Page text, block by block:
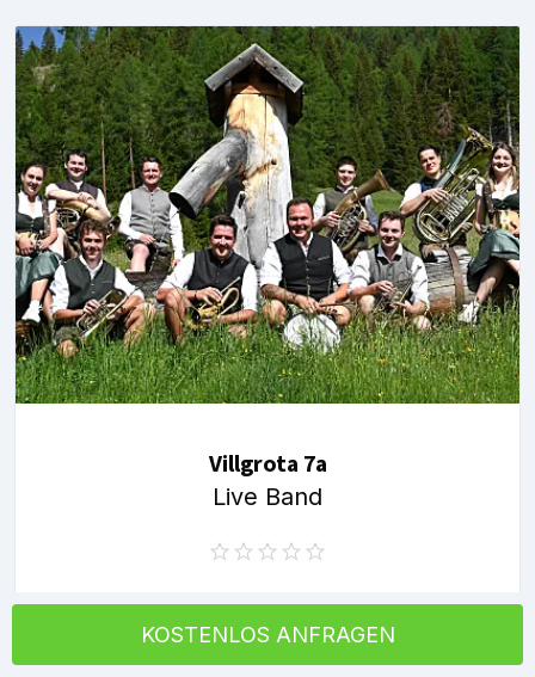
KOSTENLOS ANFRAGEN
Villgrota 7a
Live Band